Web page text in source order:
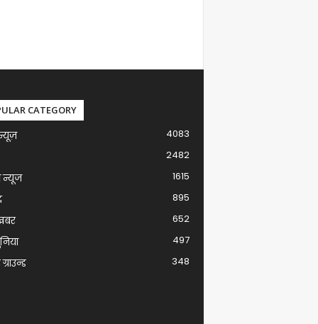
CATEGORY
4083
2482
न्यूज
1615
895
652
497
348